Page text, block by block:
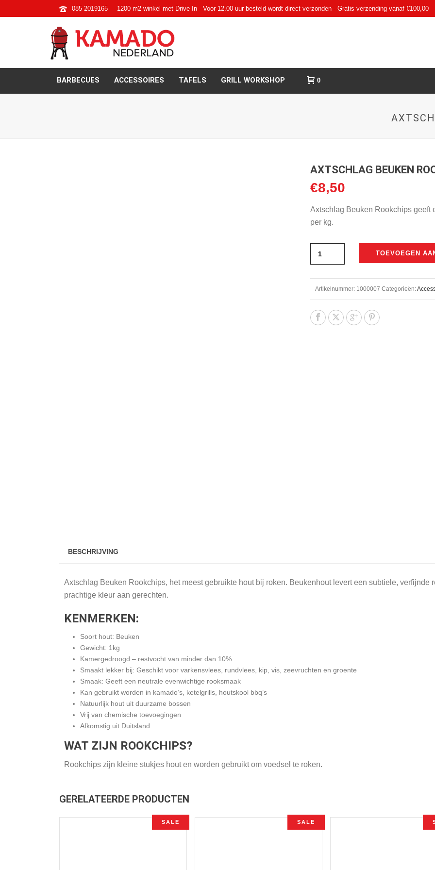
085-2019165 1200 m2 winkel met Drive In - Voor 12.00 uur besteld wordt direct verzonden - Gratis verzending vanaf €100,00
BARBECUES ACCESSOIRES TAFELS GRILL WORKSHOP 0
AXTSCHLAG BEUKEN
€8,50
Axtschlag Beuken Rookchips geeft
per kg.
TOEVOEGEN
Artikelnummer: 1000007 Categorieën:
BESCHRIJVING
Axtschlag Beuken Rookchips, het meest gebruikte hout bij roken. Beukenhout levert een subtiele, verfijnde
prachtige kleur aan gerechten.
KENMERKEN:
Soort hout: Beuken
Gewicht: 1kg
Kamergedroogd – restvocht van minder dan 10%
Smaakt lekker bij: Geschikt voor varkensvlees, rundvlees, kip, vis, zeevruchten en groente
Smaak: Geeft een neutrale evenwichtige rooksmaak
Kan gebruikt worden in kamado’s, ketelgrills, houtskool bbq’s
Natuurlijk hout uit duurzame bossen
Vrij van chemische toevoegingen
Afkomstig uit Duitsland
WAT ZIJN ROOKCHIPS?
Rookchips zijn kleine stukjes hout en worden gebruikt om voedsel te roken.
GERELATEERDE PRODUCTEN
SALE SALE